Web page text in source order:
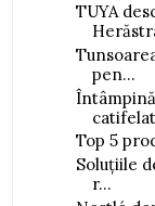
TUYA
pen...
Top 5
Soluțiile
r...